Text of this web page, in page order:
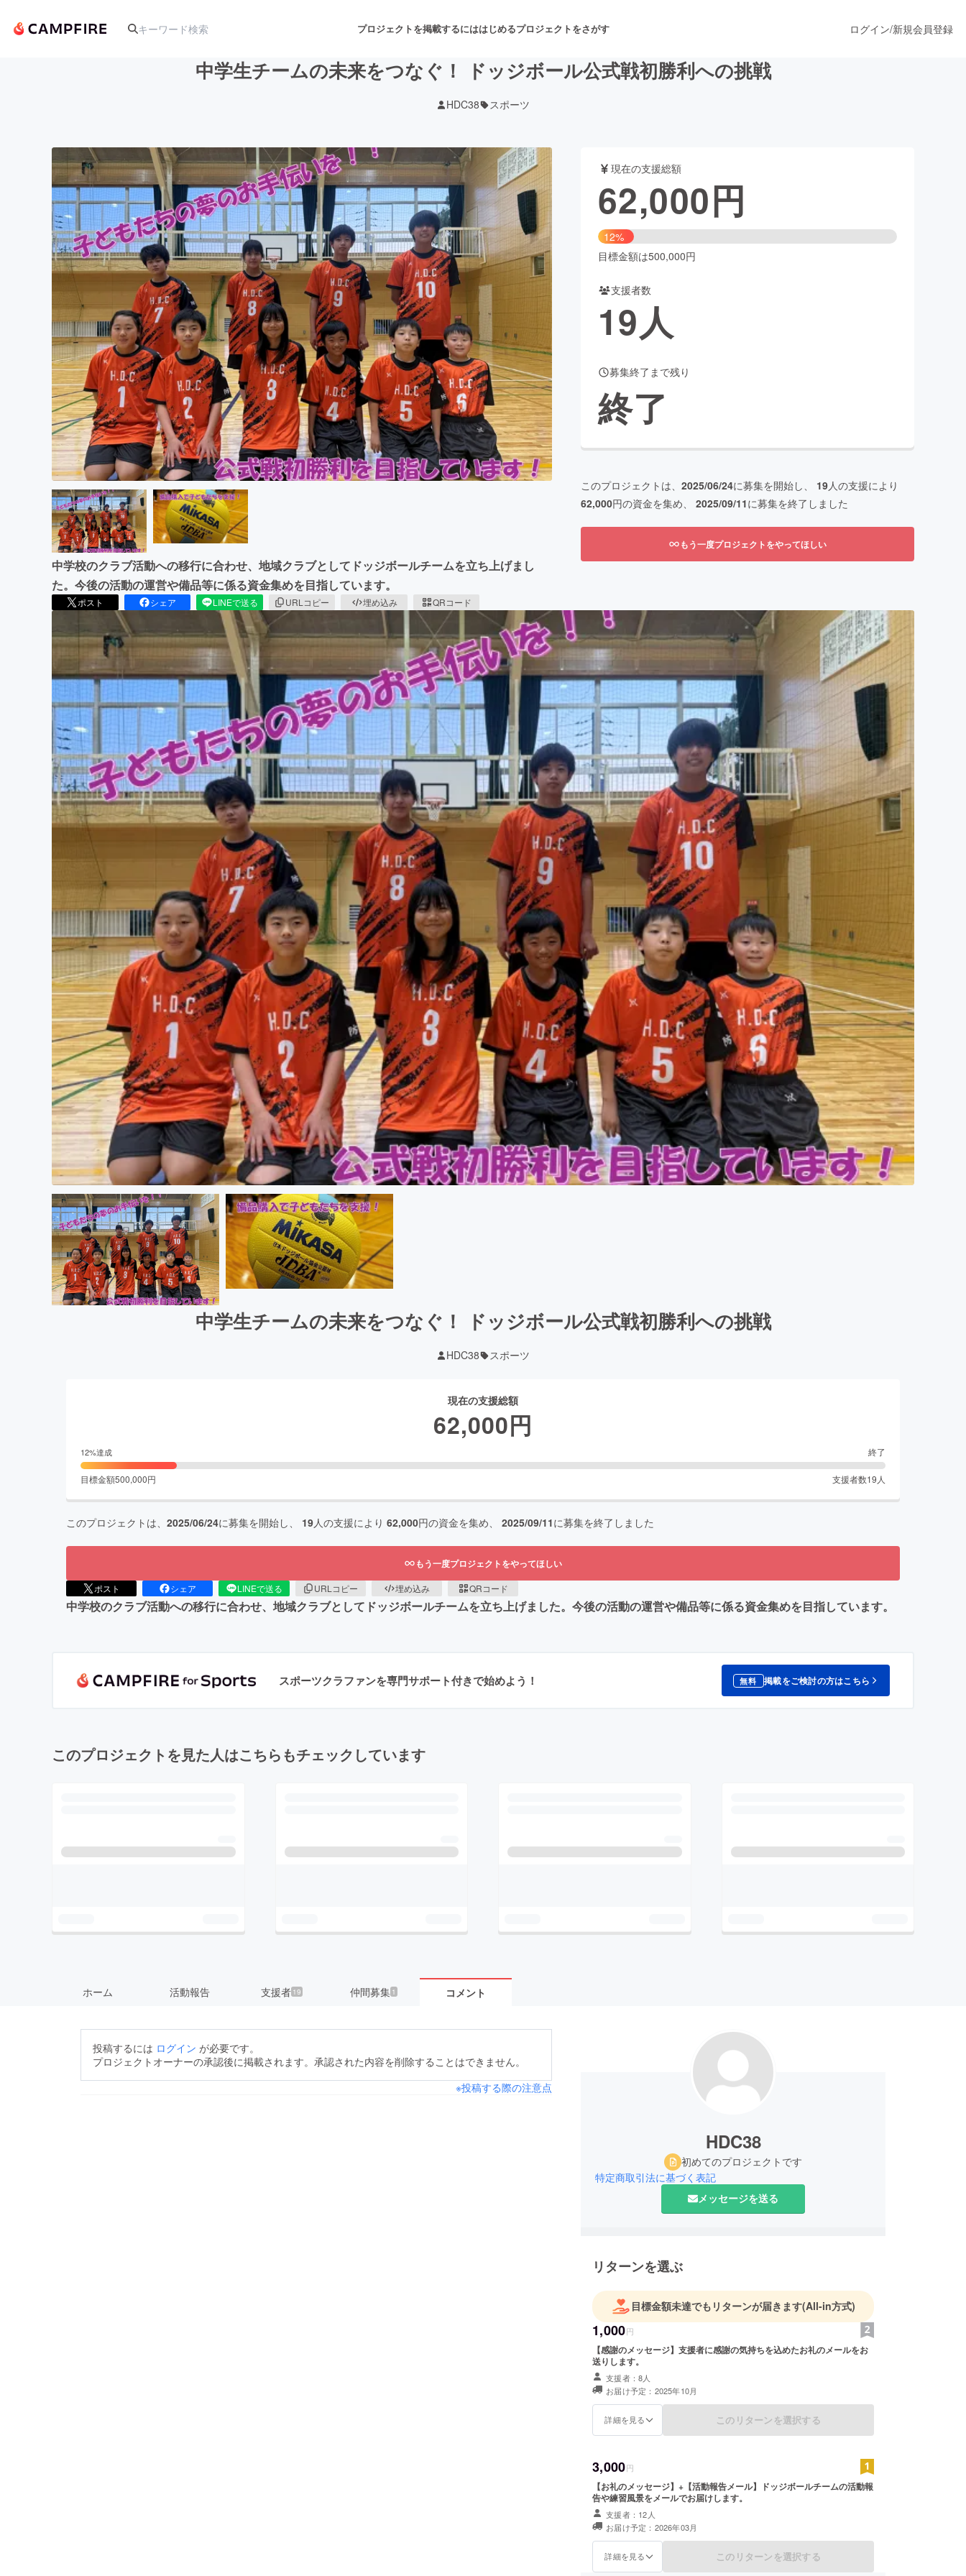
プロジェクトを掲載するにははじめるプロジェクトをさがす
アート・写真 音楽 舞台・パフォーマンス
テクノロジー・ガジェット ゲーム・サービス開発 ファッション
映像・映画 書籍・雑誌出版 アニメ・漫画
ビジネス・起業 チャレンジ ビューティー・ヘルスケア
まちづくり・地域活性化
CAMPFIRE for Social GoodCAMPFIRE Creation
CAMPFIREふるさと納税 machi-yaコミュニティ
ログイン/新規会員登録
中学生チームの未来をつなぐ！ ドッジボール公式戦初勝利への挑戦
HDC38 スポーツ
中学校のクラブ活動への移行に合わせ、地域クラブとしてドッジボールチームを立ち上げまし
た。今後の活動の運営や備品等に係る資金集めを目指しています。
ポスト シェア LINEで送る URLコピー 埋め込み QRコード
現在の支援総額
62,000円
12%
目標金額は500,000円
支援者数
19人
募集終了まで残り
終了
このプロジェクトは、 2025/06/24に募集を開始し、 19人の支援により
62,000円の資金を集め、 2025/09/11に募集を終了しました
もう一度プロジェクトをやってほしい
中学生チームの未来をつなぐ！ ドッジボール公式戦初勝利への挑戦
HDC38 スポーツ
現在の支援総額
62,000円
12%達成 終了
目標金額500,000円 支援者数19 人
このプロジェクトは、 2025/06/24に募集を開始し、 19人の支援により 62,000円の資金を集め、 2025/09/11に募集を終了しました
もう一度プロジェクトをやってほしい
ポスト シェア LINEで送る URLコピー 埋め込み QRコード
中学校のクラブ活動への移行に合わせ、地域クラブとしてドッジボールチームを立ち上げました。今後の活動の運営や備品等に係る資金集めを目指しています。
スポーツクラファンを専門サポート付きで始めよう！ 無料 掲載をご検討の方はこちら
このプロジェクトを見た人はこちらもチェックしています
ホーム 活動報告 支援者 19 仲間募集 1 コメント
投稿するには ログイン が必要です。
プロジェクトオーナーの承認後に掲載されます。承認された内容を削除することはできません。
※投稿する際の注意点
HDC38
初めてのプロジェクトです
特定商取引法に基づく表記
メッセージを送る
リターンを選ぶ
目標金額未達でもリターンが届きます(All-in方式)
1,000円
【感謝のメッセージ】支援者に感謝の気持ちを込めたお礼のメールをお
送りします。
支援者：8人
お届け予定：2025年10月
詳細を見る このリターンを選択する
3,000円
【お礼のメッセージ】+【活動報告メール】ドッジボールチームの活動報
告や練習風景をメールでお届けします。
支援者：12人
お届け予定：2026年03月
詳細を見る このリターンを選択する